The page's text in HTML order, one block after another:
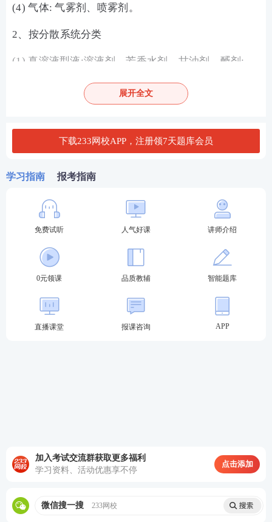
(4) 气体: 气雾剂、喷雾剂。
2、按分散系统分类
(1) 真溶液型液:溶液剂、芳香水剂、甘油剂、醑剂;
(2) 胶体溶液型:胶浆剂、涂膜剂;
(4) 混悬液型:洗剂、混悬剂。
剂、片剂;
(3) 经注射给药:静脉、肌内、皮下、皮内及穴位注射
(4)呼吸道给药:气雾剂、吸入剂;
(1) 浸出制剂:汤剂、合剂、酒剂、配剂流浸膏剂与浸
膏剂;
(2) 无菌制剂:注射剂、滴眼剂
展开全文
下载233网校APP，注册领7天题库会员
学习指南 报考指南
免费试听 人气好课 讲师介绍
0元领课 品质教辅 智能题库
直播课堂 报课咨询 APP
加入考试交流群获取更多福利
学习资料、活动优惠享不停
点击添加
微信搜一搜 233网校